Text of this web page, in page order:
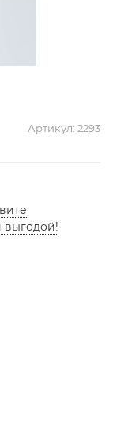
Артикул: 2293
выгодой!